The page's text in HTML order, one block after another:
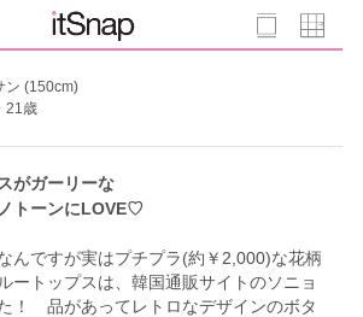
ン (150cm)
21歳
がガーリーな
トーンにLOVE♡
んですが実はプチプラ(約￥2,000)な花柄
ートップスは、韓国通販サイトのソニョ
！ 品があってレトロなデザインのボタ